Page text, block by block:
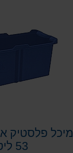
מיכל פלסטיק
53 ליטר